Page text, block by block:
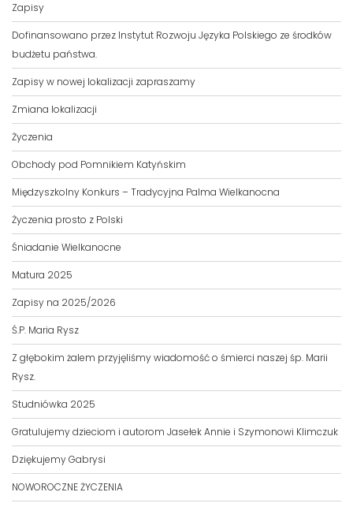
Zapisy
Dofinansowano przez Instytut Rozwoju Języka Polskiego ze środków
budżetu państwa.
Zapisy w nowej lokalizacji zapraszamy
Zmiana lokalizacji
Życzenia
Obchody pod Pomnikiem Katyńskim
Międzyszkolny Konkurs – Tradycyjna Palma Wielkanocna
Życzenia prosto z Polski
Śniadanie Wielkanocne
Matura 2025
Zapisy na 2025/2026
Ś.P. Maria Rysz
Z głębokim żalem przyjęliśmy wiadomość o śmierci naszej śp. Marii
Rysz.
Studniówka 2025
Gratulujemy dzieciom i autorom Jasełek Annie i Szymonowi Klimczuk
Dziękujemy Gabrysi
NOWOROCZNE ŻYCZENIA